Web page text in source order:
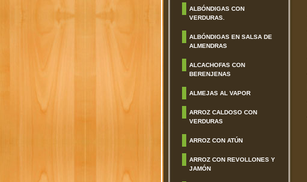
ALBÓNDIGAS CON
VERDURAS.
ALBÓNDIGAS EN SALSA DE
ALMENDRAS
ALCACHOFAS CON
BERENJENAS
ALMEJAS AL VAPOR
ARROZ CALDOSO CON
VERDURAS
ARROZ CON ATÚN
ARROZ CON REVOLLONES Y
JAMÓN